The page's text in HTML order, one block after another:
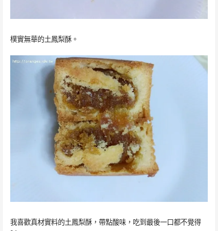
樸實無華的土鳳梨酥。
我喜歡真材實料的土鳳梨酥，帶點酸味，吃到最後一口都不覺得